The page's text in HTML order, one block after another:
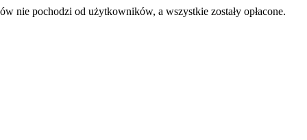
nie pochodzi od użytkowników, a wszystkie zostały opłacone.